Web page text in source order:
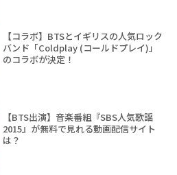
【コラボ】BTSとイギリスの人気ロック
バンド「Coldplay (コールドプレイ)」
のコラボが決定！
【BTS出演】音楽番組『SBS人気歌謡
2015』が無料で見れる動画配信サイト
は？